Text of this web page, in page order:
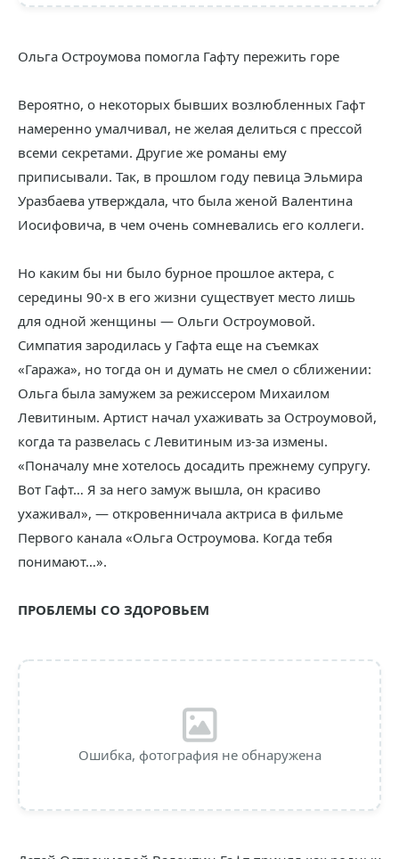
Ольга Остроумова помогла Гафту пережить горе
Вероятно, о некоторых бывших возлюбленных Гафт
намеренно умалчивал, не желая делиться с прессой
всеми секретами. Другие же романы ему
приписывали. Так, в прошлом году певица Эльмира
Уразбаева утверждала, что была женой Валентина
Иосифовича, в чем очень сомневались его коллеги.
Но каким бы ни было бурное прошлое актера, с
середины 90-х в его жизни существует место лишь
для одной женщины — Ольги Остроумовой.
Симпатия зародилась у Гафта еще на съемках
«Гаража», но тогда он и думать не смел о сближении:
Ольга была замужем за режиссером Михаилом
Левитиным. Артист начал ухаживать за Остроумовой,
когда та развелась с Левитиным из-за измены.
«Поначалу мне хотелось досадить прежнему супругу.
Вот Гафт… Я за него замуж вышла, он красиво
ухаживал», — откровенничала актриса в фильме
Первого канала «Ольга Остроумова. Когда тебя
понимают…».
ПРОБЛЕМЫ СО ЗДОРОВЬЕМ
Ошибка, фотография не обнаружена